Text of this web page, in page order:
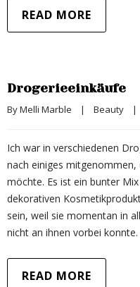
READ MORE
Drogerieeinkäufe
By Melli Marble | Beauty |
Ich war in verschiedenen
nach einiges mitgenommen,
möchte. Es ist ein bunter
dekorativen
sein, weil sie momentan in
nicht an ihnen vorbei
READ MORE